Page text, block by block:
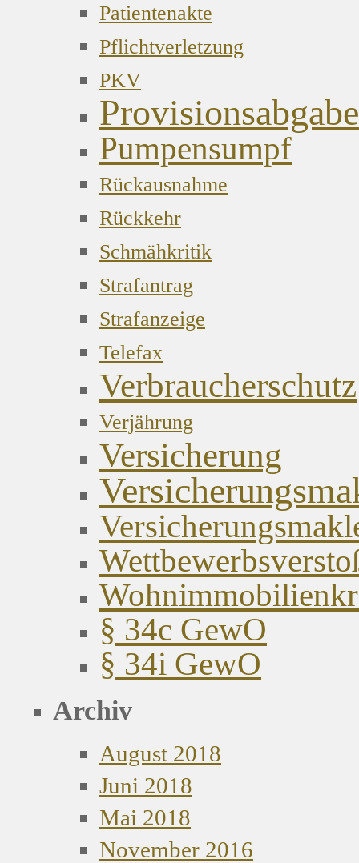
Patientenakte
Pflichtverletzung
PKV
Pumpensumpf
Rückausnahme
Rückkehr
Schmähkritik
Strafantrag
Strafanzeige
Telefax
Verbraucherschutz
Verjährung
Versicherung
§ 34c GewO
§ 34i GewO
Archiv
August 2018
Juni 2018
Mai 2018
November 2016